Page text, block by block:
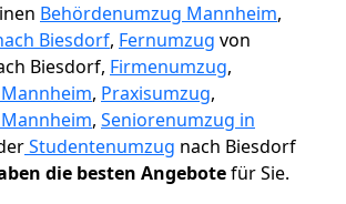
Behördenumzug Mannheim,
Biesdorf, Fernumzug von
Biesdorf, Firmenumzug,
, Praxisumzug,
, Seniorenumzug in
Studentenumzug nach Biesdorf
die besten Angebotefür Sie.